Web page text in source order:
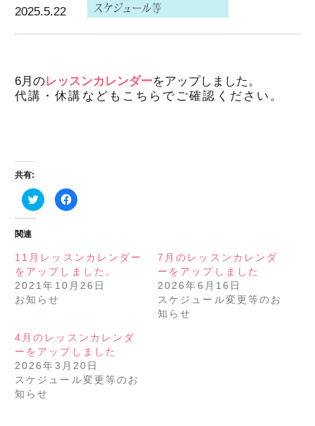
2025.5.22
6月のレッスンカレンダーをアップしました。
代講・休講などもこちらでご確認ください。
共有:
ク
リ
で
共
有
(新
し
い
ウ
ド
ウ
で
開
き
ま
す)
Facebook
で
は
ク
リ
ッ
ク
さ
い
(新
し
い
ウ
ィ
関連
11月レッスンカレンダー
をアップしました。
2021年10月26日
お知らせ
7月のレッスンカレンダ
ーをアップしました
2026年6月16日
スケジュール変更等のお
知らせ
4月のレッスンカレンダ
ーをアップしました
2026年3月20日
スケジュール変更等のお
知らせ